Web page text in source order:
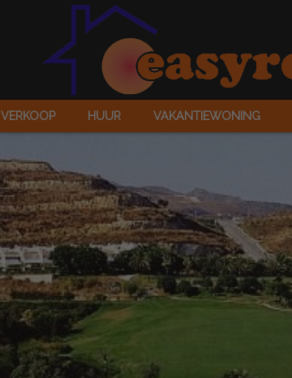
VERKOOP HUUR VAKANTIEWONING